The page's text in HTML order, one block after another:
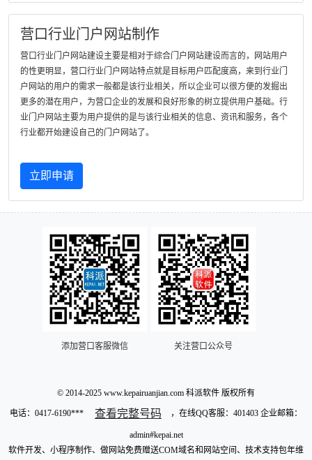
营口行业门户网站制作
营口行业门户网站建设主要是相对于综合门户网站建设而言的，网站用户
的性更明显，营口行业门户网站特点就是目标用户匹配度高，来到行业门
户网站的用户的需求一般都是该行业相关，所以企业可以很方便的发掘出
更多的潜在用户，为营口企业的发展和良好形象的树立提供用户基础。行
业门户网站主要为用户提供的是与该行业相关的信息、资讯和服务，各个
行业都开始建设自己的门户网站了。
立即申请
添加营口客服微信 关注营口公众号
© 2014-2025 www.kepairuanjian.com 科派软件 版权所有
电话： 0417-6190*** 查看完整号码 ，在线QQ客服：401403 企业邮箱：
admin#kepai.net
软件开发、小程序制作、做网站免费赠送COM域名和网站空间、技术支持包年维